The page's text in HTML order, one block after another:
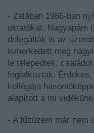
- Zalában 1986-ban
oktatókat. Nagyapám
delegálták is az
ismerkedett meg
le telepedtek,
foglalkoztak.
kollégája
alapított a mi
- A fűzüzem már nem